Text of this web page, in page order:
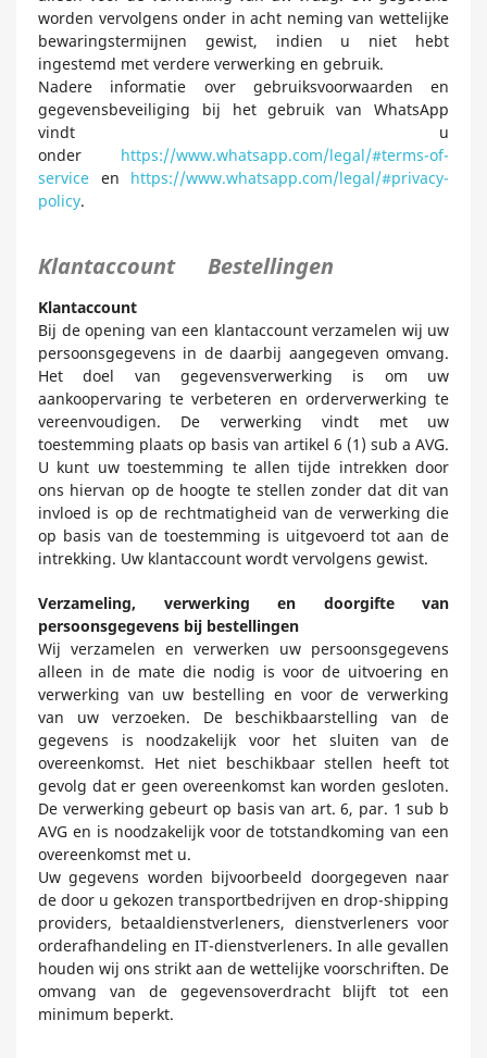
worden vervolgens onder in acht neming van wettelijke
bewaringstermijnen gewist, indien u niet hebt
ingestemd met verdere verwerking en gebruik.
Nadere informatie over gebruiksvoorwaarden en
gegevensbeveiliging bij het gebruik van WhatsApp
vindt u
onder https://www.whatsapp.com/legal/#terms-of-
service en https://www.whatsapp.com/legal/#privacy-
policy.
Klantaccount Bestellingen
Klantaccount
Bij de opening van een klantaccount verzamelen wij uw
persoonsgegevens in de daarbij aangegeven omvang.
Het doel van gegevensverwerking is om uw
aankoopervaring te verbeteren en orderverwerking te
vereenvoudigen. De verwerking vindt met uw
toestemming plaats op basis van artikel 6 (1) sub a AVG.
U kunt uw toestemming te allen tijde intrekken door
ons hiervan op de hoogte te stellen zonder dat dit van
invloed is op de rechtmatigheid van de verwerking die
op basis van de toestemming is uitgevoerd tot aan de
intrekking. Uw klantaccount wordt vervolgens gewist.
Verzameling, verwerking en doorgifte van
persoonsgegevens bij bestellingen
Wij verzamelen en verwerken uw persoonsgegevens
alleen in de mate die nodig is voor de uitvoering en
verwerking van uw bestelling en voor de verwerking
van uw verzoeken. De beschikbaarstelling van de
gegevens is noodzakelijk voor het sluiten van de
overeenkomst. Het niet beschikbaar stellen heeft tot
gevolg dat er geen overeenkomst kan worden gesloten.
De verwerking gebeurt op basis van art. 6, par. 1 sub b
AVG en is noodzakelijk voor de totstandkoming van een
overeenkomst met u.
Uw gegevens worden bijvoorbeeld doorgegeven naar
de door u gekozen transportbedrijven en drop-shipping
providers, betaaldienstverleners, dienstverleners voor
orderafhandeling en IT-dienstverleners. In alle gevallen
houden wij ons strikt aan de wettelijke voorschriften. De
omvang van de gegevensoverdracht blijft tot een
minimum beperkt.